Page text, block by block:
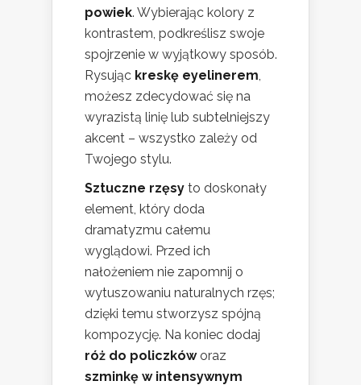
powiek. Wybierając kolory z
kontrastem, podkreślisz swoje
spojrzenie w wyjątkowy sposób.
Rysując kreskę eyelinerem
możesz zdecydować się na
wyrazistą linię lub subtelniejszy
akcent – wszystko zależy od
Twojego stylu.
Sztuczne rzęsy to doskonały
element, który doda
dramatyzmu całemu
wyglądowi. Przed ich
nałożeniem nie zapomnij o
wytuszowaniu naturalnych rzęs;
dzięki temu stworzysz spójną
kompozycję. Na koniec dodaj
róż do policzkóworaz
szminkę w intensywnym